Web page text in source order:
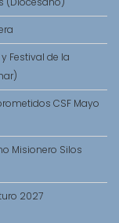
Festival de la
CSF Mayo
Misionero Silos
2027